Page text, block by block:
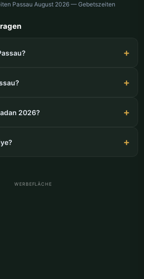
Passau August 2026 — Gebetszeiten
2026?
WERBEFLÄCHE